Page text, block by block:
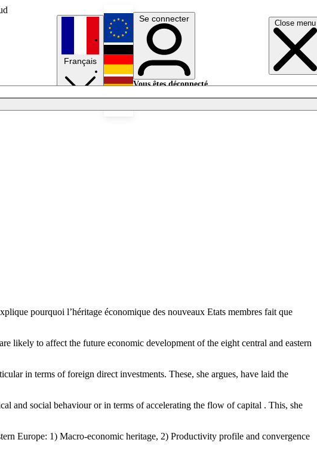
Close menu
Français
English
Deutsch
Se connecter
Vous êtes déconnecté.
pourquoi l’héritage économique des nouveaux Etats membres fait que
likely to affect the future economic development of the eight central and eastern
in terms of foreign direct investments. These, she argues, have laid the
and social behaviour or in terms of accelerating the flow of capital . This, she
Europe: 1) Macro-economic heritage, 2) Productivity profile and convergence